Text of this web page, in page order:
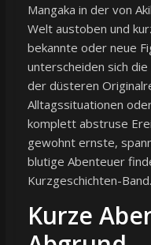
Mangaka in der von
Welt austoben und
bekannte oder neue
unterscheiden sich
der düsteren
Alltagssituationen
komplett abstruse
gewohnt ernste,
blutige Abenteuer
Kurzgeschichten-Band.
Kurze